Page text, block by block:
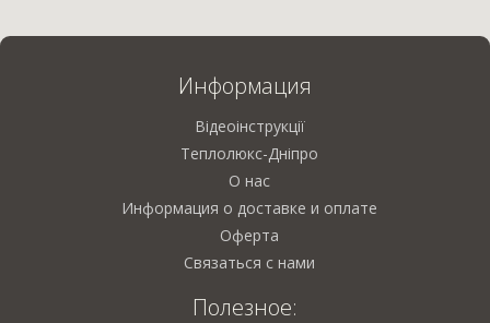
Информация
Відеоінструкції
Теплолюкс-Дніпро
О нас
Информация о доставке и оплате
Оферта
Связаться с нами
Полезное: